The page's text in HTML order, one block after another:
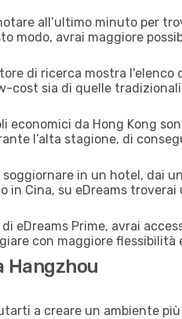
all’ultimo minuto per
modo, avrai maggiore
di ricerca mostra l'elenco
cost sia di quelle
da Hong Kong
l’alta stagione, di
in un hotel, dai
Cina, su eDreams troverai
eDreams Prime, avrai
con maggiore flessibilità
Hangzhou
a creare un ambiente